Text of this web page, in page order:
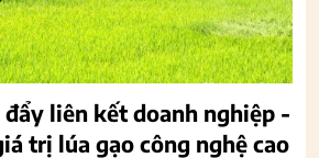
đẩy liên kết doanh nghiệp -
trị lúa gạo công nghệ cao